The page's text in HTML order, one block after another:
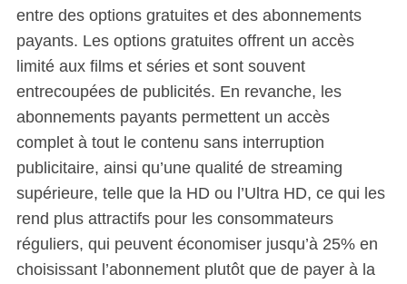
entre des options gratuites et des abonnements
payants. Les options gratuites offrent un accès
limité aux films et séries et sont souvent
entrecoupées de publicités. En revanche, les
abonnements payants permettent un accès
complet à tout le contenu sans interruption
publicitaire, ainsi qu’une qualité de streaming
supérieure, telle que la HD ou l’Ultra HD, ce qui les
rend plus attractifs pour les consommateurs
réguliers, qui peuvent économiser jusqu’à 25% en
choisissant l’abonnement plutôt que de payer à la